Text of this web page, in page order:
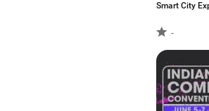
Smart City
-